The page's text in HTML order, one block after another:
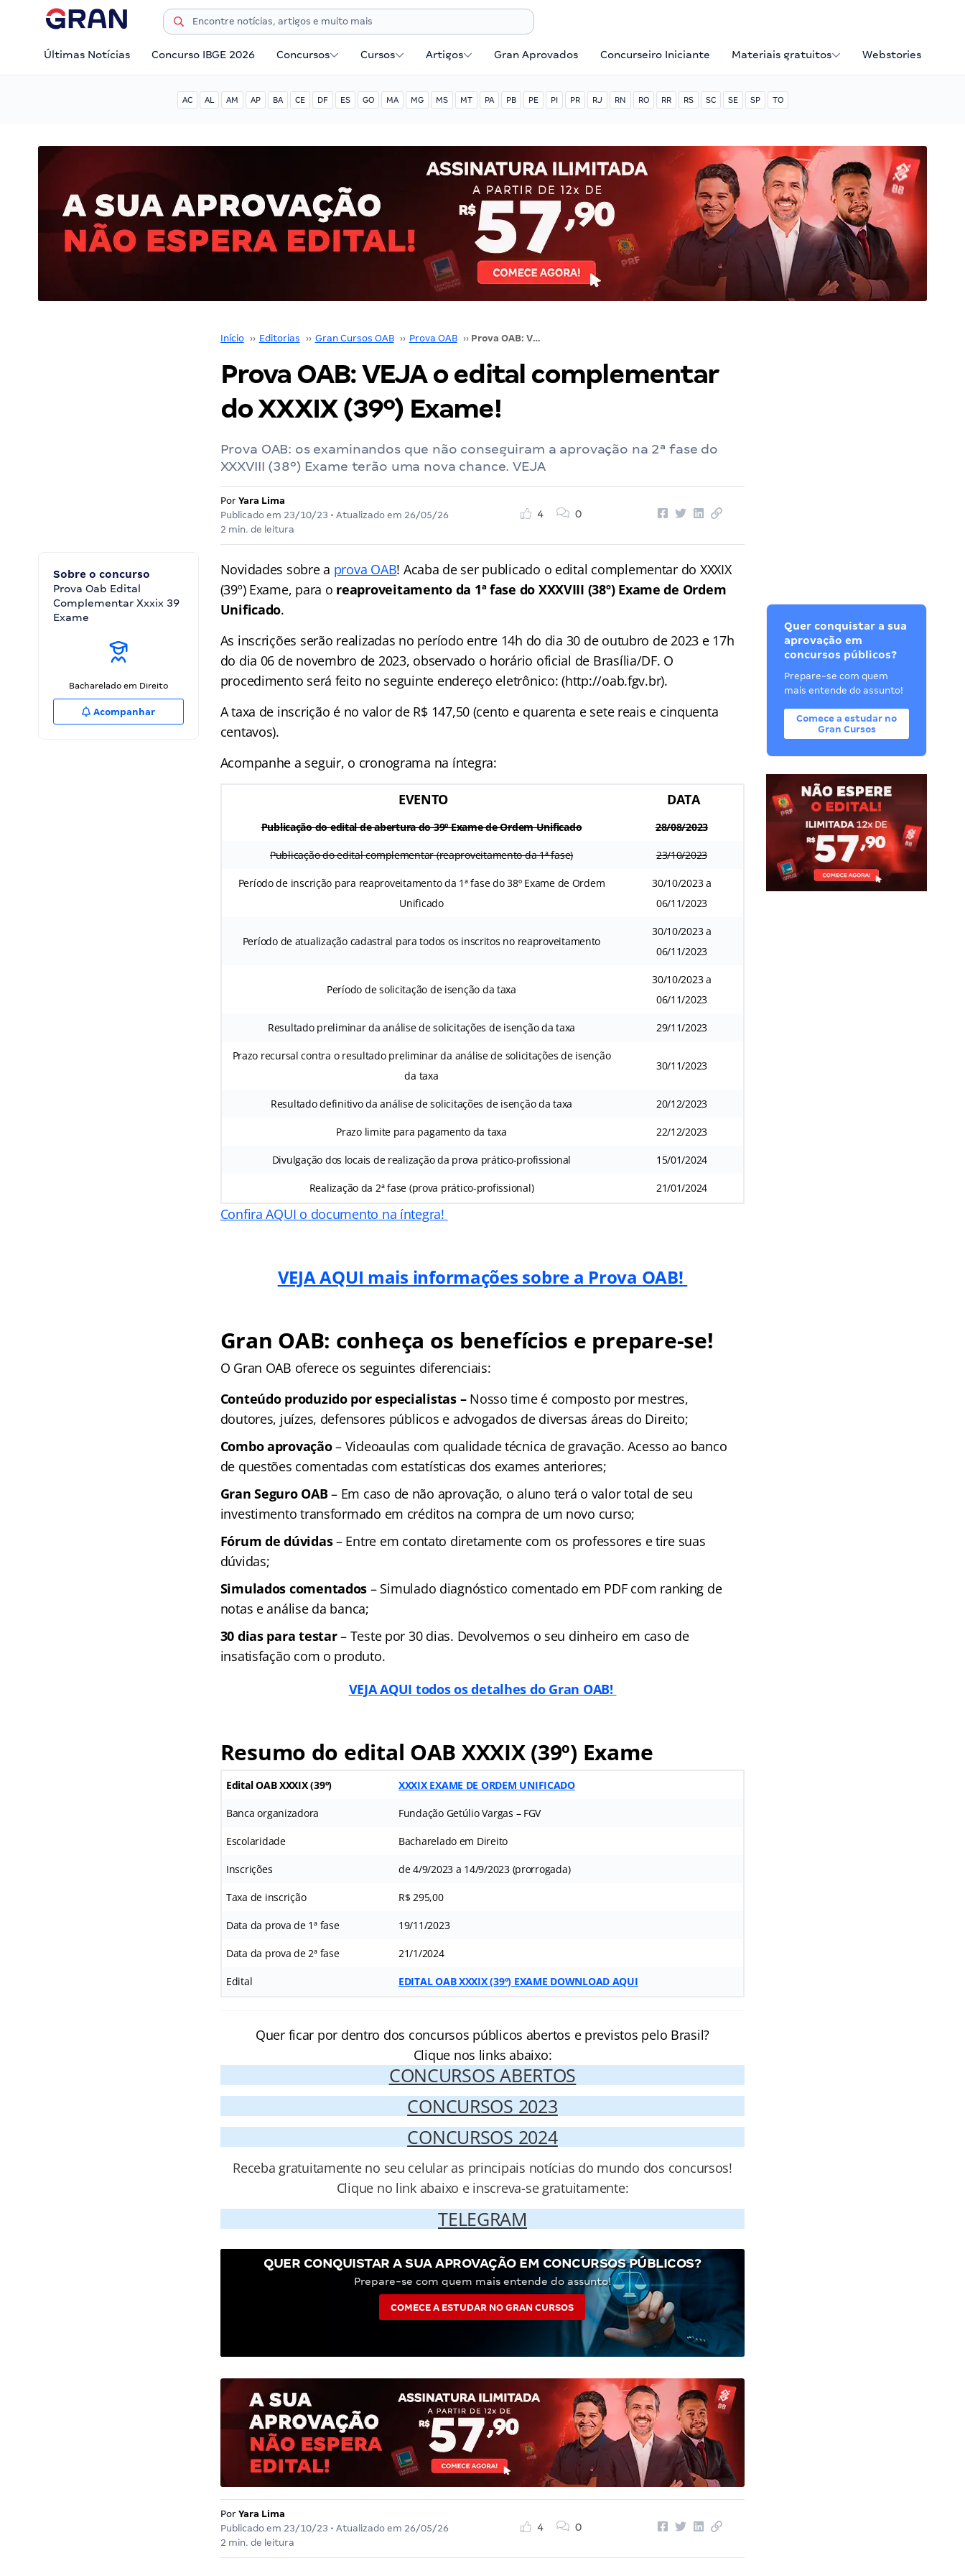
Últimas Notícias Concurso IBGE 2026 Concursos Cursos Artigos Gran Aprovados Concurseiro Iniciante Materiais gratuitos Webstories
AC AL AM AP BA CE DF ES GO MA MG MS MT PA PB PE PI PR RJ RN RO RR RS SC SE SP TO
Início ›› Editorias ›› Gran Cursos OAB ›› Prova OAB ›› Prova OAB: VEJA o edital complementar do XXXIX (39º) Exame!
Prova OAB: VEJA o edital complementar
do XXXIX (39º) Exame!
Prova OAB: os examinandos que não conseguiram a aprovação na 2ª fase do
XXXVIII (38º) Exame terão uma nova chance. VEJA
Por Yara Lima
Publicado em 23/10/23 • Atualizado em 26/05/26
2 min. de leitura
4 0
Sobre o concurso
Prova Oab Edital
Complementar Xxxix 39
Exame
Bacharelado em Direito
Acompanhar
Novidades sobre a prova OAB! Acaba de ser publicado o edital complementar do XXXIX
(39º) Exame, para o reaproveitamento da 1ª fase do XXXVIII (38º) Exame de Ordem
Unificado.
As inscrições serão realizadas no período entre 14h do dia 30 de outubro de 2023 e 17h
do dia 06 de novembro de 2023, observado o horário oficial de Brasília/DF. O
procedimento será feito no seguinte endereço eletrônico: (http://oab.fgv.br).
A taxa de inscrição é no valor de R$ 147,50 (cento e quarenta e sete reais e cinquenta
centavos).
Acompanhe a seguir, o cronograma na íntegra:
EVENTO DATA
Publicação do edital de abertura do 39º Exame de Ordem Unificado 28/08/2023
Publicação do edital complementar (reaproveitamento da 1ª fase) 23/10/2023
Período de inscrição para reaproveitamento da 1ª fase do 38º Exame de Ordem
Unificado
30/10/2023 a
06/11/2023
Período de atualização cadastral para todos os inscritos no reaproveitamento
30/10/2023 a
06/11/2023
Período de solicitação de isenção da taxa
30/10/2023 a
06/11/2023
Resultado preliminar da análise de solicitações de isenção da taxa 29/11/2023
Prazo recursal contra o resultado preliminar da análise de solicitações de isenção
da taxa
30/11/2023
Resultado definitivo da análise de solicitações de isenção da taxa 20/12/2023
Prazo limite para pagamento da taxa 22/12/2023
Divulgação dos locais de realização da prova prático-profissional 15/01/2024
Realização da 2ª fase (prova prático-profissional) 21/01/2024
Confira AQUI o documento na íntegra!
VEJA AQUI mais informações sobre a Prova OAB!
Gran OAB: conheça os benefícios e prepare-se!
O Gran OAB oferece os seguintes diferenciais:
Conteúdo produzido por especialistas –Nosso time é composto por mestres,
doutores, juízes, defensores públicos e advogados de diversas áreas do Direito;
Combo aprovação– Videoaulas com qualidade técnica de gravação. Acesso ao banco
de questões comentadas com estatísticas dos exames anteriores;
Gran Seguro OAB– Em caso de não aprovação, o aluno terá o valor total de seu
investimento transformado em créditos na compra de um novo curso;
Fórum de dúvidas– Entre em contato diretamente com os professores e tire suas
dúvidas;
Simulados comentados – Simulado diagnóstico comentado em PDF com ranking de
notas e análise da banca;
30 dias para testar– Teste por 30 dias. Devolvemos o seu dinheiro em caso de
insatisfação com o produto.
VEJA AQUI todos os detalhes do Gran OAB!
Resumo do edital OAB XXXIX (39º) Exame
Edital OAB XXXIX (39º) XXXIX EXAME DE ORDEM UNIFICADO
Banca organizadora Fundação Getúlio Vargas – FGV
Escolaridade Bacharelado em Direito
Inscrições de 4/9/2023 a 14/9/2023 (prorrogada)
Taxa de inscrição R$ 295,00
Data da prova de 1ª fase 19/11/2023
Data da prova de 2ª fase 21/1/2024
Edital EDITAL OAB XXXIX (39º) EXAME DOWNLOAD AQUI
Quer ficar por dentro dos concursos públicos abertos e previstos pelo Brasil?
Clique nos links abaixo:
CONCURSOS ABERTOS
CONCURSOS 2023
CONCURSOS 2024
Receba gratuitamente no seu celular as principais notícias do mundo dos concursos!
Clique no link abaixo e inscreva-se gratuitamente:
TELEGRAM
QUER CONQUISTAR A SUA APROVAÇÃO EM CONCURSOS PÚBLICOS?
Prepare-se com quem mais entende do assunto!
COMECE A ESTUDAR NO GRAN CURSOS
Por Yara Lima
Publicado em 23/10/23 • Atualizado em 26/05/26
2 min. de leitura
4 0
Quer conquistar a sua
aprovação em
concursos públicos?
Prepare-se com quem
mais entende do assunto!
Comece a estudar no
Gran Cursos